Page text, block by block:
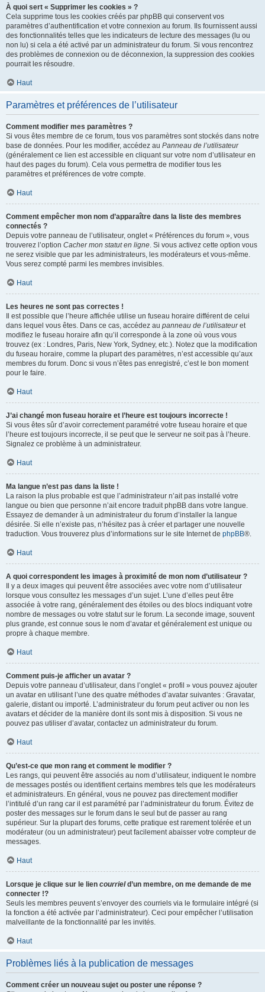
À quoi sert « Supprimer les cookies » ?
Cela supprime tous les cookies créés par phpBB qui conservent vos
paramètres d’authentification et votre connexion au forum. Ils fournissent aussi
des fonctionnalités telles que les indicateurs de lecture des messages (lu ou
non lu) si cela a été activé par un administrateur du forum. Si vous rencontrez
des problèmes de connexion ou de déconnexion, la suppression des cookies
pourrait les résoudre.
Haut
Paramètres et préférences de l’utilisateur
Comment modifier mes paramètres ?
Si vous êtes membre de ce forum, tous vos paramètres sont stockés dans notre
base de données. Pour les modifier, accédez au Panneau de l’utilisateur
(généralement ce lien est accessible en cliquant sur votre nom d’utilisateur en
haut des pages du forum). Cela vous permettra de modifier tous les
paramètres et préférences de votre compte.
Haut
Comment empêcher mon nom d’apparaître dans la liste des membres
connectés ?
Depuis votre panneau de l’utilisateur, onglet « Préférences du forum », vous
trouverez l’option Cacher mon statut en ligne. Si vous activez cette option vous
ne serez visible que par les administrateurs, les modérateurs et vous-même.
Vous serez compté parmi les membres invisibles.
Haut
Les heures ne sont pas correctes !
Il est possible que l’heure affichée utilise un fuseau horaire différent de celui
dans lequel vous êtes. Dans ce cas, accédez au panneau de l’utilisateuret
modifiez le fuseau horaire afin qu’il corresponde à la zone où vous vous
trouvez (ex : Londres, Paris, New York, Sydney, etc.). Notez que la modification
du fuseau horaire, comme la plupart des paramètres, n’est accessible qu’aux
membres du forum. Donc si vous n’êtes pas enregistré, c’est le bon moment
pour le faire.
Haut
J’ai changé mon fuseau horaire et l’heure est toujours incorrecte !
Si vous êtes sûr d’avoir correctement paramétré votre fuseau horaire et que
l’heure est toujours incorrecte, il se peut que le serveur ne soit pas à l’heure.
Signalez ce problème à un administrateur.
Haut
Ma langue n’est pas dans la liste !
La raison la plus probable est que l’administrateur n’ait pas installé votre
langue ou bien que personne n’ait encore traduit phpBB dans votre langue.
Essayez de demander à un administrateur du forum d’installer la langue
désirée. Si elle n’existe pas, n’hésitez pas à créer et partager une nouvelle
traduction. Vous trouverez plus d’informations sur le site Internet de phpBB®.
Haut
A quoi correspondent les images à proximité de mon nom d’utilisateur ?
Il y a deux images qui peuvent être associées avec votre nom d’utilisateur
lorsque vous consultez les messages d’un sujet. L’une d’elles peut être
associée à votre rang, généralement des étoiles ou des blocs indiquant votre
nombre de messages ou votre statut sur le forum. La seconde image, souvent
plus grande, est connue sous le nom d’avatar et généralement est unique ou
propre à chaque membre.
Haut
Comment puis-je afficher un avatar ?
Depuis votre panneau d’utilisateur, dans l’onglet « profil » vous pouvez ajouter
un avatar en utilisant l’une des quatre méthodes d’avatar suivantes : Gravatar,
galerie, distant ou importé. L’administrateur du forum peut activer ou non les
avatars et décider de la manière dont ils sont mis à disposition. Si vous ne
pouvez pas utiliser d’avatar, contactez un administrateur du forum.
Haut
Qu’est-ce que mon rang et comment le modifier ?
Les rangs, qui peuvent être associés au nom d’utilisateur, indiquent le nombre
de messages postés ou identifient certains membres tels que les modérateurs
et administrateurs. En général, vous ne pouvez pas directement modifier
l’intitulé d’un rang car il est paramétré par l’administrateur du forum. Évitez de
poster des messages sur le forum dans le seul but de passer au rang
supérieur. Sur la plupart des forums, cette pratique est rarement tolérée et un
modérateur (ou un administrateur) peut facilement abaisser votre compteur de
messages.
Haut
Lorsque je clique sur le lien courrield’un membre, on me demande de me
connecter !?
Seuls les membres peuvent s’envoyer des courriels via le formulaire intégré (si
la fonction a été activée par l’administrateur). Ceci pour empêcher l’utilisation
malveillante de la fonctionnalité par les invités.
Haut
Problèmes liés à la publication de messages
Comment créer un nouveau sujet ou poster une réponse ?